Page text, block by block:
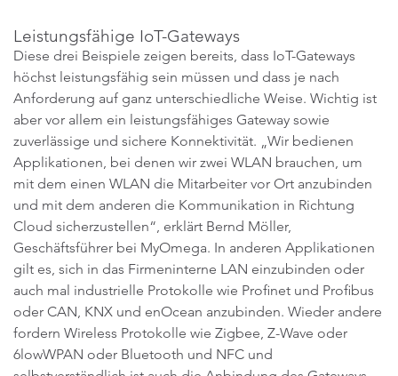
Leistungsfähige IoT-Gateways
Diese drei Beispiele zeigen bereits, dass IoT-Gateways
höchst leistungsfähig sein müssen und dass je nach
Anforderung auf ganz unterschiedliche Weise. Wichtig ist
aber vor allem ein leistungsfähiges Gateway sowie
zuverlässige und sichere Konnektivität. „Wir bedienen
Applikationen, bei denen wir zwei WLAN brauchen, um
mit dem einen WLAN die Mitarbeiter vor Ort anzubinden
und mit dem anderen die Kommunikation in Richtung
Cloud sicherzustellen“, erklärt Bernd Möller,
Geschäftsführer bei MyOmega. In anderen Applikationen
gilt es, sich in das Firmeninterne LAN einzubinden oder
auch mal industrielle Protokolle wie Profinet und Profibus
oder CAN, KNX und enOcean anzubinden. Wieder andere
fordern Wireless Protokolle wie Zigbee, Z-Wave oder
6lowWPAN oder Bluetooth und NFC und